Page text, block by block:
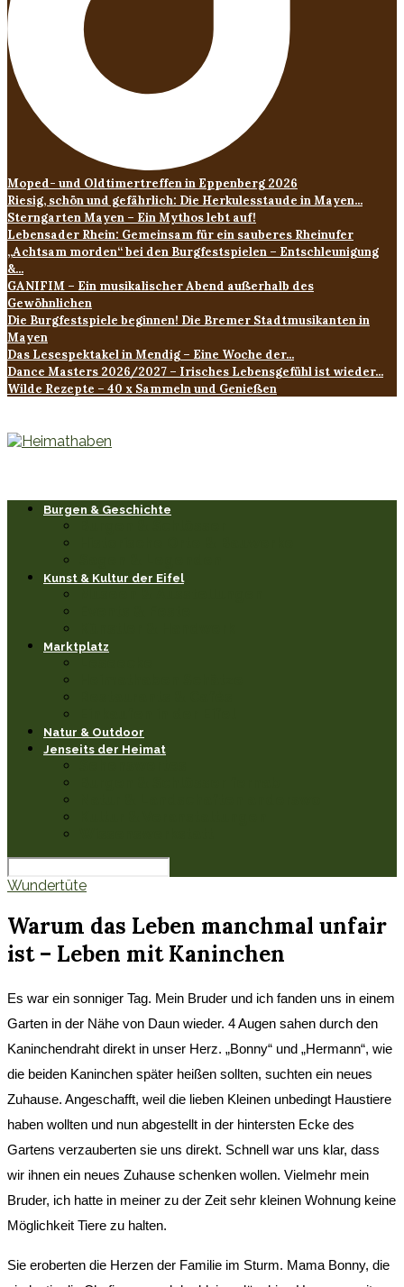
Moped- und Oldtimertreffen in Eppenberg 2026
Riesig, schön und gefährlich: Die Herkulesstaude in Mayen...
Sterngarten Mayen – Ein Mythos lebt auf!
Lebensader Rhein: Gemeinsam für ein sauberes Rheinufer
„Achtsam morden“ bei den Burgfestspielen – Entschleunigung
&...
GANIFIM – Ein musikalischer Abend außerhalb des
Gewöhnlichen
Die Burgfestspiele beginnen! Die Bremer Stadtmusikanten in
Mayen
Das Lesespektakel in Mendig – Eine Woche der...
Dance Masters 2026/2027 – Irisches Lebensgefühl ist wieder...
Wilde Rezepte – 40 x Sammeln und Genießen
Burgen & Geschichte
Kunst & Kultur der Eifel
Marktplatz
Natur & Outdoor
Jenseits der Heimat
Wundertüte
Warum das Leben manchmal unfair
ist – Leben mit Kaninchen
Es war ein sonniger Tag. Mein Bruder und ich fanden uns in einem
Garten in der Nähe von Daun wieder. 4 Augen sahen durch den
Kaninchendraht direkt in unser Herz. „Bonny“ und „Hermann“, wie
die beiden Kaninchen später heißen sollten, suchten ein neues
Zuhause. Angeschafft, weil die lieben Kleinen unbedingt Haustiere
haben wollten und nun abgestellt in der hintersten Ecke des
Gartens verzauberten sie uns direkt. Schnell war uns klar, dass
wir ihnen ein neues Zuhause schenken wollen. Vielmehr mein
Bruder, ich hatte in meiner zu der Zeit sehr kleinen Wohnung keine
Möglichkeit Tiere zu halten.
Sie eroberten die Herzen der Familie im Sturm. Mama Bonny, die